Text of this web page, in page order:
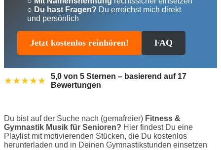
○ Du hast Fragen? Du erreichst mich direkt
und persönlich
Jetzt kostenlos reinhören! FAQ
★★★★★
5,0 von 5 Sternen – basierend auf 17
Bewertungen
Du bist auf der Suche nach (gemafreier) Fitness &
Gymnastik Musik für Senioren? Hier findest Du eine
Playlist mit motivierenden Stücken, die Du kostenlos
herunterladen und in Deinen Gymnastikstunden einsetzen